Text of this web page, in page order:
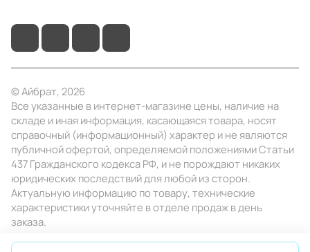
© Айбрат, 2026
Все указанные в интернет-магазине цены, наличие на
складе и иная информация, касающаяся товара, носят
справочный (информационный) характер и не являются
публичной офертой, определяемой положениями Статьи
437 Гражданского кодекса РФ, и не порождают никаких
юридических последствий для любой из сторон.
Актуальную информацию по товару, технические
характеристики уточняйте в отделе продаж в день
заказа.
Конфиденциальность